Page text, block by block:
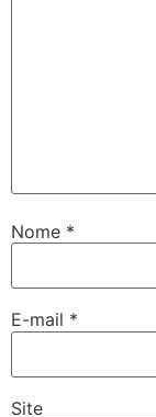
Nome *
E-mail *
Site